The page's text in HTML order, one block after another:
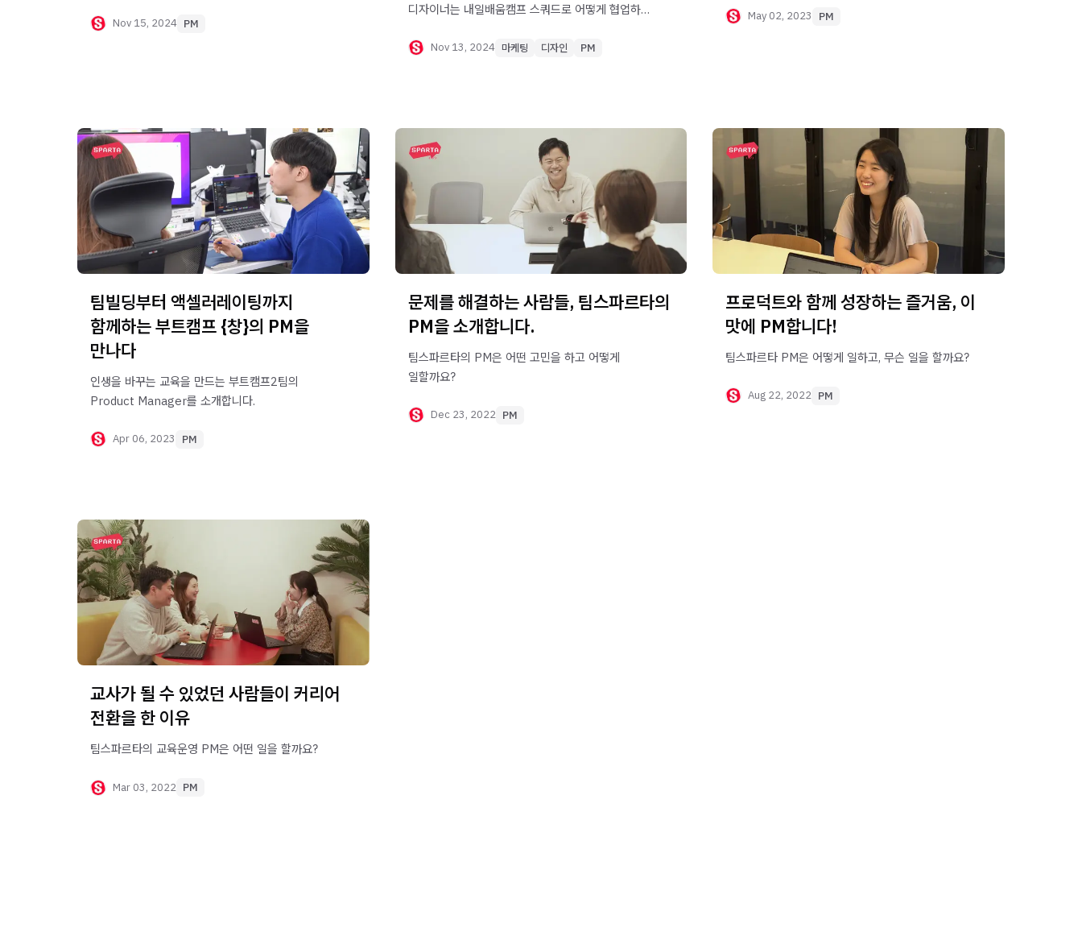
Nov 15, 2024 PM
디자이너는 내일배움캠프 스쿼드로 어떻게 협업하고
Nov 13, 2024 마케팅 디자인 PM
소개합니다.
May 02, 2023 PM
팀빌딩부터 액셀러레이팅까지
함께하는 부트캠프 {창}의 PM을
만나다
인생을 바꾸는 교육을 만드는 부트캠프2팀의
Product Manager를 소개합니다.
Apr 06, 2023 PM
문제를 해결하는 사람들, 팀스파르타의
PM을 소개합니다.
팀스파르타의 PM은 어떤 고민을 하고 어떻게
일할까요?
Dec 23, 2022 PM
프로덕트와 함께 성장하는 즐거움, 이
맛에 PM합니다!
팀스파르타 PM은 어떻게 일하고, 무슨 일을 할까요?
Aug 22, 2022 PM
교사가 될 수 있었던 사람들이 커리어
전환을 한 이유
팀스파르타의 교육운영 PM은 어떤 일을 할까요?
Mar 03, 2022 PM